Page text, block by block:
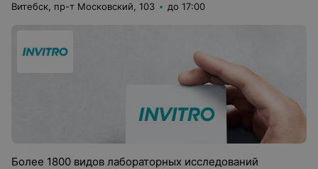
Витебск, пр-т Московский, 103 до 17:00
Более 1800 видов лабораторных исследований